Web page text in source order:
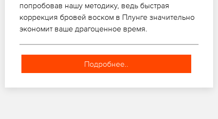
попробовав нашу методику, ведь быстрая
коррекция бровей воском в Плунге значительно
экономит ваше драгоценное время.
Подробнее..